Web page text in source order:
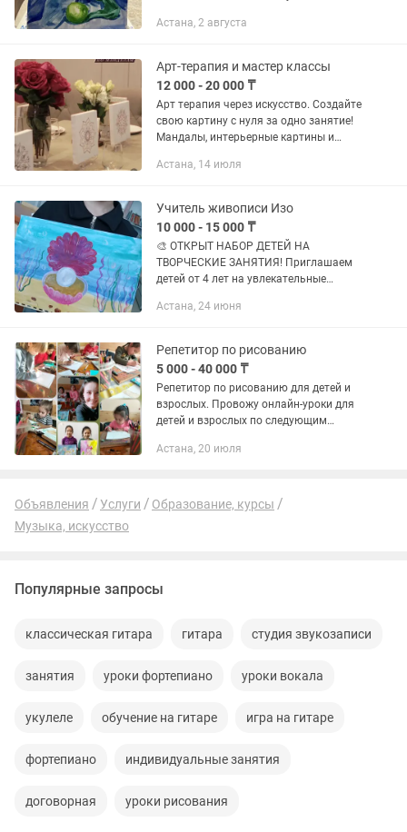
рисунка и могу помочь детям развить
Астана, 2 августа
Арт-терапия и мастер классы
12 000 - 20 000 ₸
Арт терапия через искусство. Создайте
свою картину с нуля за одно занятие!
Мандалы, интерьерные картины и
Это возможность расслабиться,
Астана, 14 июля
Учитель живописи Изо
10 000 - 15 000 ₸
🎨 ОТКРЫТ НАБОР ДЕТЕЙ НА
ТВОРЧЕСКИЕ ЗАНЯТИЯ! Приглашаем
детей от 4 лет на увлекательные
Живопись ✂️ Рукоделие и
творческих...
Астана, 24 июня
Репетитор по рисованию
5 000 - 40 000 ₸
Репетитор по рисованию для детей и
взрослых. Провожу онлайн-уроки для
детей и взрослых по следующим
традиционными материалами -
Астана, 20 июля
Объявления Услуги
Образование, курсы
Музыка, искусство
Популярные запросы
классическая гитара гитара студия звукозаписи
занятия уроки фортепиано уроки вокала
укулеле обучение на гитаре игра на гитаре
фортепиано индивидуальные занятия
договорная уроки рисования